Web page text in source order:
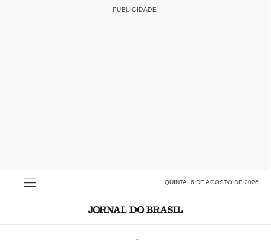
QUINTA, 6 DE AGOSTO DE 2026